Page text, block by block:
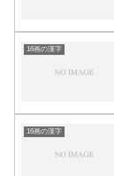
16画の漢字
16画の漢字